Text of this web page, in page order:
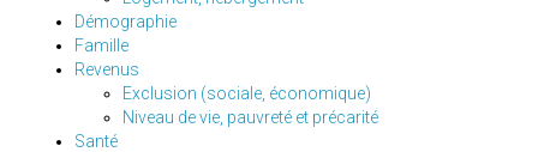
Démographie
Famille
Revenus
Exclusion (sociale, économique)
Niveau de vie, pauvreté et précarité
Santé